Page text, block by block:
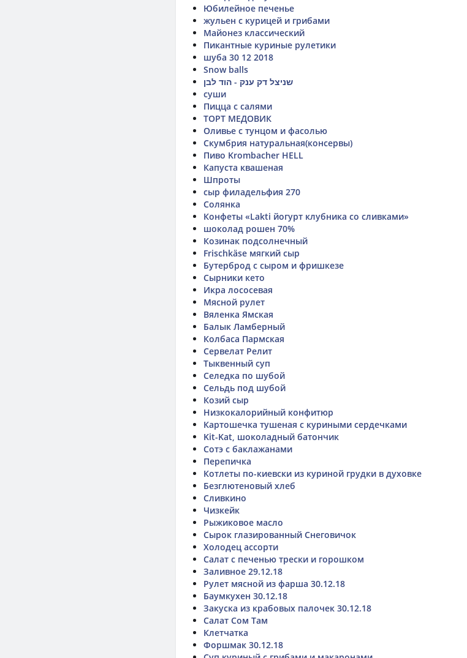
Юбилейное печенье
жульен с курицей и грибами
Майонез классический
Пикантные куриные рулетики
шуба 30 12 2018
Snow balls
שניצל דק ענק - הוד לבן
суши
Пицца с салями
ТОРТ МЕДОВИК
Оливье с тунцом и фасолью
Скумбрия натуральная(консервы)
Пиво Krombacher HELL
Капуста квашеная
Шпроты
сыр филадельфия 270
Солянка
Конфеты «Lakti йогурт клубника со сливками»
шоколад рошен 70%
Козинак подсолнечный
Frischkäse мягкий сыр
Бутерброд с сыром и фришкезе
Сырники кето
Икра лососевая
Мясной рулет
Вяленка Ямская
Балык Ламберный
Колбаса Пармская
Сервелат Релит
Тыквенный суп
Селедка по шубой
Сельдь под шубой
Козий сыр
Низкокалорийный конфитюр
Картошечка тушеная с куриными сердечками
Kit-Kat, шоколадный батончик
Сотэ с баклажанами
Перепичка
Котлеты по-киевски из куриной грудки в духовке
Безглютеновый хлеб
Сливкино
Чизкейк
Рыжиковое масло
Сырок глазированный Снеговичок
Холодец ассорти
Салат с печенью трески и горошком
Заливное 29.12.18
Рулет мясной из фарша 30.12.18
Баумкухен 30.12.18
Закуска из крабовых палочек 30.12.18
Салат Сом Там
Клетчатка
Форшмак 30.12.18